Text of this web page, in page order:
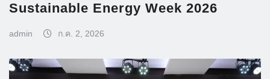
Sustainable Energy Week 2026
admin ก.ค. 2, 2026